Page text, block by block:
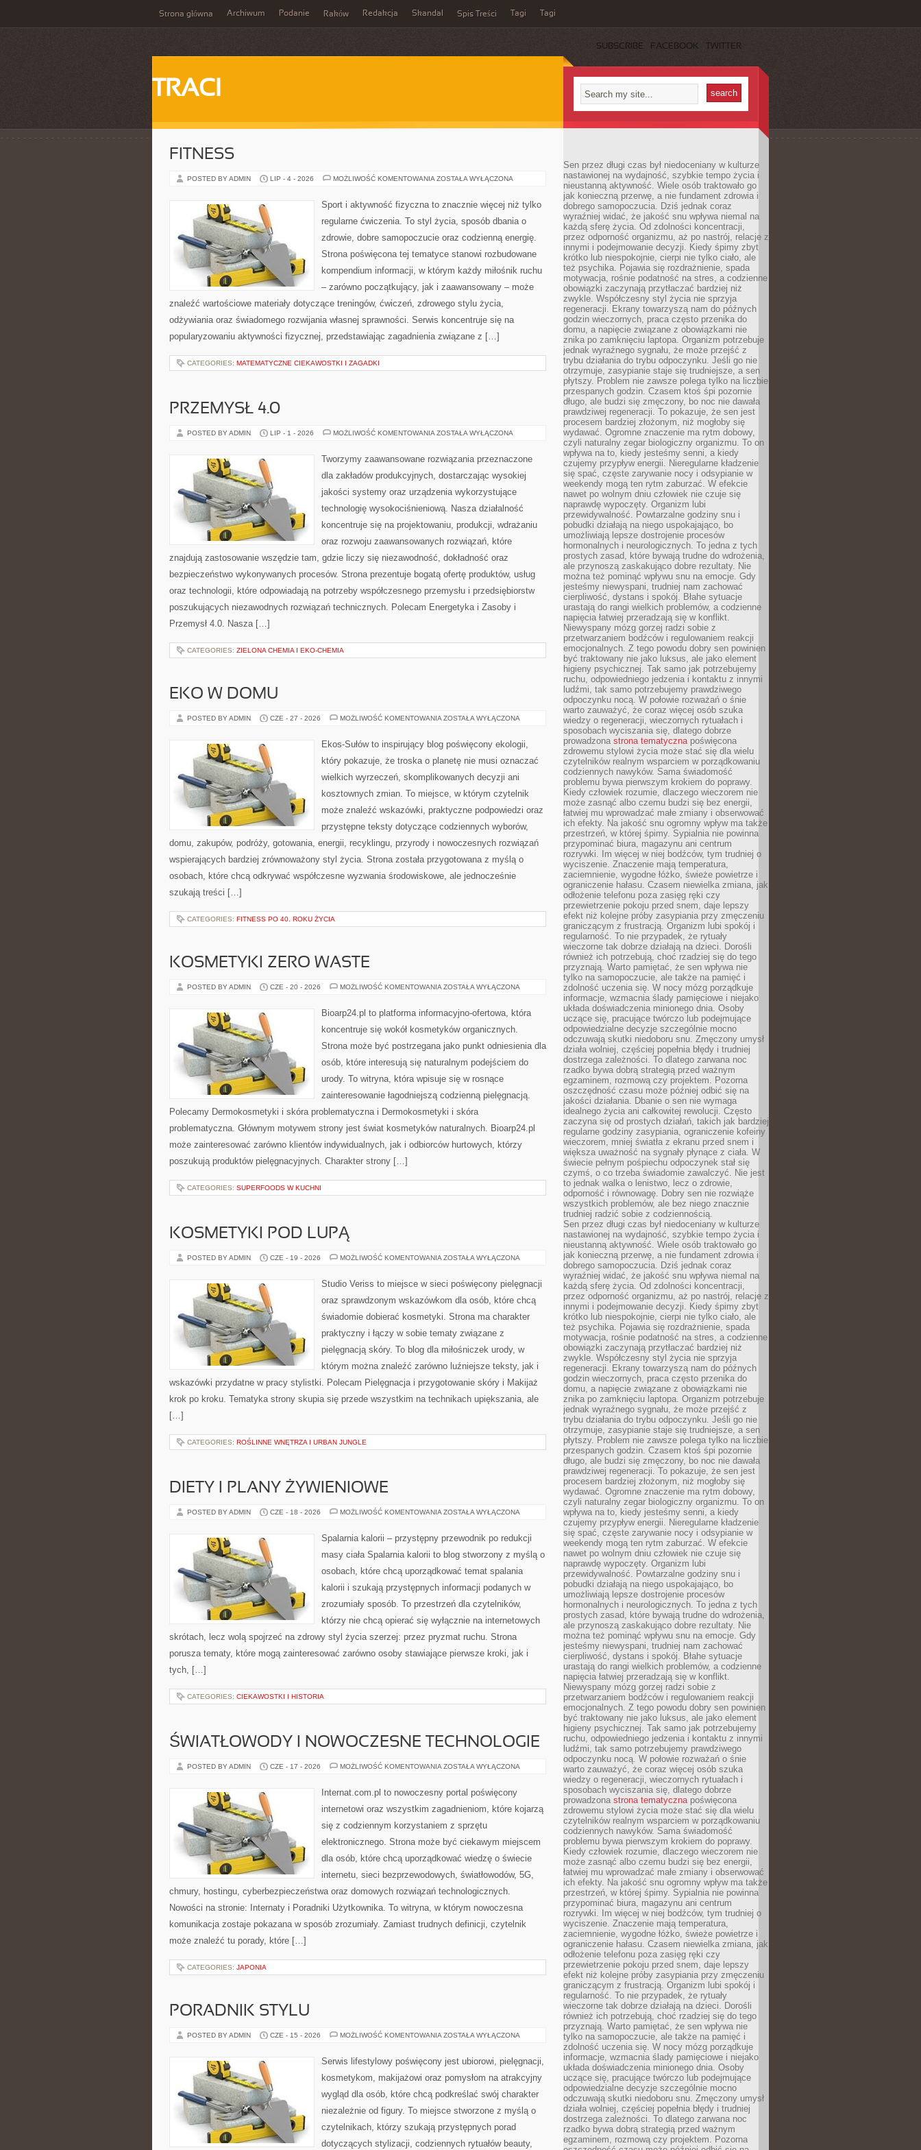
Strona główna Archiwum Podanie Raków Redakcja Skandal Spis Treści Tagi Tagi
SUBSCRIBE FACEBOOK TWITTER
TRACI
FITNESS
POSTED BY ADMIN LIP - 4 - 2026 MOŻLIWOŚĆ KOMENTOWANIA FITNESS
ZOSTAŁA WYŁĄCZONA
Sport i aktywność fizyczna to znacznie więcej niż tylko
regularne ćwiczenia. To styl życia, sposób dbania o
zdrowie, dobre samopoczucie oraz codzienną energię.
Strona poświęcona tej tematyce stanowi rozbudowane
kompendium informacji, w którym każdy miłośnik ruchu
– zarówno początkujący, jak i zaawansowany – może
znaleźć wartościowe materiały dotyczące treningów, ćwiczeń, zdrowego stylu życia,
odżywiania oraz świadomego rozwijania własnej sprawności. Serwis koncentruje się na
popularyzowaniu aktywności fizycznej, przedstawiając zagadnienia związane z […]
CATEGORIES: MATEMATYCZNE CIEKAWOSTKI I ZAGADKI
PRZEMYSŁ 4.0
POSTED BY ADMIN LIP - 1 - 2026 MOŻLIWOŚĆ KOMENTOWANIA PRZEMYSŁ
ZOSTAŁA WYŁĄCZONA
Tworzymy zaawansowane rozwiązania przeznaczone
dla zakładów produkcyjnych, dostarczając wysokiej
jakości systemy oraz urządzenia wykorzystujące
technologię wysokociśnieniową. Nasza działalność
koncentruje się na projektowaniu, produkcji, wdrażaniu
oraz rozwoju zaawansowanych rozwiązań, które
znajdują zastosowanie wszędzie tam, gdzie liczy się niezawodność, dokładność oraz
bezpieczeństwo wykonywanych procesów. Strona prezentuje bogatą ofertę produktów, usług
oraz technologii, które odpowiadają na potrzeby współczesnego przemysłu i przedsiębiorstw
poszukujących niezawodnych rozwiązań technicznych. Polecam Energetyka i Zasoby i
Przemysł 4.0. Nasza […]
CATEGORIES: ZIELONA CHEMIA I EKO-CHEMIA
EKO W DOMU
POSTED BY ADMIN CZE - 27 - 2026 MOŻLIWOŚĆ KOMENTOWANIA EKO
ZOSTAŁA WYŁĄCZONA
Ekos-Sułów to inspirujący blog poświęcony ekologii,
który pokazuje, że troska o planetę nie musi oznaczać
wielkich wyrzeczeń, skomplikowanych decyzji ani
kosztownych zmian. To miejsce, w którym czytelnik
może znaleźć wskazówki, praktyczne podpowiedzi oraz
przystępne teksty dotyczące codziennych wyborów,
domu, zakupów, podróży, gotowania, energii, recyklingu, przyrody i nowoczesnych rozwiązań
wspierających bardziej zrównoważony styl życia. Strona została przygotowana z myślą o
osobach, które chcą odkrywać współczesne wyzwania środowiskowe, ale jednocześnie
szukają treści […]
CATEGORIES: FITNESS PO 40. ROKU ŻYCIA
KOSMETYKI ZERO WASTE
POSTED BY ADMIN CZE - 20 - 2026 MOŻLIWOŚĆ KOMENTOWANIA KOSMETYKI
ZOSTAŁA WYŁĄCZONA
Bioarp24.pl to platforma informacyjno-ofertowa, która
koncentruje się wokół kosmetyków organicznych.
Strona może być postrzegana jako punkt odniesienia dla
osób, które interesują się naturalnym podejściem do
urody. To witryna, która wpisuje się w rosnące
zainteresowanie łagodniejszą codzienną pielęgnacją.
Polecamy Dermokosmetyki i skóra problematyczna i Dermokosmetyki i skóra
problematyczna. Głównym motywem strony jest świat kosmetyków naturalnych. Bioarp24.pl
może zainteresować zarówno klientów indywidualnych, jak i odbiorców hurtowych, którzy
poszukują produktów pielęgnacyjnych. Charakter strony […]
CATEGORIES: SUPERFOODS W KUCHNI
KOSMETYKI POD LUPĄ
POSTED BY ADMIN CZE - 19 - 2026 MOŻLIWOŚĆ KOMENTOWANIA KOSMETYKI
ZOSTAŁA WYŁĄCZONA
Studio Veriss to miejsce w sieci poświęcony pielęgnacji
oraz sprawdzonym wskazówkom dla osób, które chcą
świadomie dobierać kosmetyki. Strona ma charakter
praktyczny i łączy w sobie tematy związane z
pielęgnacją skóry. To blog dla miłośniczek urody, w
którym można znaleźć zarówno luźniejsze teksty, jak i
wskazówki przydatne w pracy stylistki. Polecam Pielęgnacja i przygotowanie skóry i Makijaż
krok po kroku. Tematyka strony skupia się przede wszystkim na technikach upiększania, ale
[…]
CATEGORIES: ROŚLINNE WNĘTRZA I URBAN JUNGLE
DIETY I PLANY ŻYWIENIOWE
POSTED BY ADMIN CZE - 18 - 2026 MOŻLIWOŚĆ KOMENTOWANIA DIETY
ŻYWIENIOWE
ZOSTAŁA WYŁĄCZONA
Spalarnia kalorii – przystępny przewodnik po redukcji
masy ciała Spalarnia kalorii to blog stworzony z myślą o
osobach, które chcą uporządkować temat spalania
kalorii i szukają przystępnych informacji podanych w
zrozumiały sposób. To przestrzeń dla czytelników,
którzy nie chcą opierać się wyłącznie na internetowych
skrótach, lecz wolą spojrzeć na zdrowy styl życia szerzej: przez pryzmat ruchu. Strona
porusza tematy, które mogą zainteresować zarówno osoby stawiające pierwsze kroki, jak i
tych, […]
CATEGORIES: CIEKAWOSTKI I HISTORIA
ŚWIATŁOWODY I NOWOCZESNE TECHNOLOGIE
POSTED BY ADMIN CZE - 17 - 2026 MOŻLIWOŚĆ KOMENTOWANIA ŚWIATŁOWODY
TECHNOLOGIE
ZOSTAŁA WYŁĄCZONA
Internat.com.pl to nowoczesny portal poświęcony
internetowi oraz wszystkim zagadnieniom, które kojarzą
się z codziennym korzystaniem z sprzętu
elektronicznego. Strona może być ciekawym miejscem
dla osób, które chcą uporządkować wiedzę o świecie
internetu, sieci bezprzewodowych, światłowodów, 5G,
chmury, hostingu, cyberbezpieczeństwa oraz domowych rozwiązań technologicznych.
Nowości na stronie: Internaty i Poradniki Użytkownika. To witryna, w którym nowoczesna
komunikacja zostaje pokazana w sposób zrozumiały. Zamiast trudnych definicji, czytelnik
może znaleźć tu porady, które […]
CATEGORIES: JAPONIA
PORADNIK STYLU
POSTED BY ADMIN CZE - 15 - 2026 MOŻLIWOŚĆ KOMENTOWANIA PORADNIK
ZOSTAŁA WYŁĄCZONA
Serwis lifestylowy poświęcony jest ubiorowi, pielęgnacji,
kosmetykom, makijażowi oraz pomysłom na atrakcyjny
wygląd dla osób, które chcą podkreślać swój charakter
niezależnie od figury. To miejsce stworzone z myślą o
czytelnikach, którzy szukają przystępnych porad
dotyczących stylizacji, codziennych rytuałów beauty,
Sen przez długi czas był niedoceniany w kulturze
nastawionej na wydajność, szybkie tempo życia i
nieustanną aktywność. Wiele osób traktowało go
jak konieczną przerwę, a nie fundament zdrowia i
dobrego samopoczucia. Dziś jednak coraz
wyraźniej widać, że jakość snu wpływa niemal na
każdą sferę życia. Od zdolności koncentracji,
przez odporność organizmu, aż po nastrój, relacje z
innymi i podejmowanie decyzji. Kiedy śpimy zbyt
krótko lub niespokojnie, cierpi nie tylko ciało, ale
też psychika. Pojawia się rozdrażnienie, spada
motywacja, rośnie podatność na stres, a codzienne
obowiązki zaczynają przytłaczać bardziej niż
zwykle. Współczesny styl życia nie sprzyja
regeneracji. Ekrany towarzyszą nam do późnych
godzin wieczornych, praca często przenika do
domu, a napięcie związane z obowiązkami nie
znika po zamknięciu laptopa. Organizm potrzebuje
jednak wyraźnego sygnału, że może przejść z
trybu działania do trybu odpoczynku. Jeśli go nie
otrzymuje, zasypianie staje się trudniejsze, a sen
płytszy. Problem nie zawsze polega tylko na liczbie
przespanych godzin. Czasem ktoś śpi pozornie
długo, ale budzi się zmęczony, bo noc nie dawała
prawdziwej regeneracji. To pokazuje, że sen jest
procesem bardziej złożonym, niż mogłoby się
wydawać. Ogromne znaczenie ma rytm dobowy,
czyli naturalny zegar biologiczny organizmu. To on
wpływa na to, kiedy jesteśmy senni, a kiedy
czujemy przypływ energii. Nieregularne kładzenie
się spać, częste zarywanie nocy i odsypianie w
weekendy mogą ten rytm zaburzać. W efekcie
nawet po wolnym dniu człowiek nie czuje się
naprawdę wypoczęty. Organizm lubi
przewidywalność. Powtarzalne godziny snu i
pobudki działają na niego uspokajająco, bo
umożliwiają lepsze dostrojenie procesów
hormonalnych i neurologicznych. To jedna z tych
prostych zasad, które bywają trudne do wdrożenia,
ale przynoszą zaskakująco dobre rezultaty. Nie
można też pominąć wpływu snu na emocje. Gdy
jesteśmy niewyspani, trudniej nam zachować
cierpliwość, dystans i spokój. Błahe sytuacje
urastają do rangi wielkich problemów, a codzienne
napięcia łatwiej przeradzają się w konflikt.
Niewyspany mózg gorzej radzi sobie z
przetwarzaniem bodźców i regulowaniem reakcji
emocjonalnych. Z tego powodu dobry sen powinien
być traktowany nie jako luksus, ale jako element
higieny psychicznej. Tak samo jak potrzebujemy
ruchu, odpowiedniego jedzenia i kontaktu z innymi
ludźmi, tak samo potrzebujemy prawdziwego
odpoczynku nocą. W połowie rozważań o śnie
warto zauważyć, że coraz więcej osób szuka
wiedzy o regeneracji, wieczornych rytuałach i
sposobach wyciszania się, dlatego dobrze
prowadzona strona tematycznapoświęcona
zdrowemu stylowi życia może stać się dla wielu
czytelników realnym wsparciem w porządkowaniu
codziennych nawyków. Sama świadomość
problemu bywa pierwszym krokiem do poprawy.
Kiedy człowiek rozumie, dlaczego wieczorem nie
może zasnąć albo czemu budzi się bez energii,
łatwiej mu wprowadzać małe zmiany i obserwować
ich efekty. Na jakość snu ogromny wpływ ma także
przestrzeń, w której śpimy. Sypialnia nie powinna
przypominać biura, magazynu ani centrum
rozrywki. Im więcej w niej bodźców, tym trudniej o
wyciszenie. Znaczenie mają temperatura,
zaciemnienie, wygodne łóżko, świeże powietrze i
ograniczenie hałasu. Czasem niewielka zmiana, jak
odłożenie telefonu poza zasięg ręki czy
przewietrzenie pokoju przed snem, daje lepszy
efekt niż kolejne próby zasypiania przy zmęczeniu
graniczącym z frustracją. Organizm lubi spokój i
regularność. To nie przypadek, że rytuały
wieczorne tak dobrze działają na dzieci. Dorośli
również ich potrzebują, choć rzadziej się do tego
przyznają. Warto pamiętać, że sen wpływa nie
tylko na samopoczucie, ale także na pamięć i
zdolność uczenia się. W nocy mózg porządkuje
informacje, wzmacnia ślady pamięciowe i niejako
układa doświadczenia minionego dnia. Osoby
uczące się, pracujące twórczo lub podejmujące
odpowiedzialne decyzje szczególnie mocno
odczuwają skutki niedoboru snu. Zmęczony umysł
działa wolniej, częściej popełnia błędy i trudniej
dostrzega zależności. To dlatego zarwana noc
rzadko bywa dobrą strategią przed ważnym
egzaminem, rozmową czy projektem. Pozorna
oszczędność czasu może później odbić się na
jakości działania. Dbanie o sen nie wymaga
idealnego życia ani całkowitej rewolucji. Często
zaczyna się od prostych działań, takich jak bardziej
regularne godziny zasypiania, ograniczenie kofeiny
wieczorem, mniej światła z ekranu przed snem i
większa uważność na sygnały płynące z ciała. W
świecie pełnym pośpiechu odpoczynek stał się
czymś, o co trzeba świadomie zawalczyć. Nie jest
to jednak walka o lenistwo, lecz o zdrowie,
odporność i równowagę. Dobry sen nie rozwiąże
wszystkich problemów, ale bez niego znacznie
trudniej radzić sobie z codziennością.
Sen przez długi czas był niedoceniany w kulturze
nastawionej na wydajność, szybkie tempo życia i
nieustanną aktywność. Wiele osób traktowało go
jak konieczną przerwę, a nie fundament zdrowia i
dobrego samopoczucia. Dziś jednak coraz
wyraźniej widać, że jakość snu wpływa niemal na
każdą sferę życia. Od zdolności koncentracji,
przez odporność organizmu, aż po nastrój, relacje z
innymi i podejmowanie decyzji. Kiedy śpimy zbyt
krótko lub niespokojnie, cierpi nie tylko ciało, ale
też psychika. Pojawia się rozdrażnienie, spada
motywacja, rośnie podatność na stres, a codzienne
obowiązki zaczynają przytłaczać bardziej niż
zwykle. Współczesny styl życia nie sprzyja
regeneracji. Ekrany towarzyszą nam do późnych
godzin wieczornych, praca często przenika do
domu, a napięcie związane z obowiązkami nie
znika po zamknięciu laptopa. Organizm potrzebuje
jednak wyraźnego sygnału, że może przejść z
trybu działania do trybu odpoczynku. Jeśli go nie
otrzymuje, zasypianie staje się trudniejsze, a sen
płytszy. Problem nie zawsze polega tylko na liczbie
przespanych godzin. Czasem ktoś śpi pozornie
długo, ale budzi się zmęczony, bo noc nie dawała
prawdziwej regeneracji. To pokazuje, że sen jest
procesem bardziej złożonym, niż mogłoby się
wydawać. Ogromne znaczenie ma rytm dobowy,
czyli naturalny zegar biologiczny organizmu. To on
wpływa na to, kiedy jesteśmy senni, a kiedy
czujemy przypływ energii. Nieregularne kładzenie
się spać, częste zarywanie nocy i odsypianie w
weekendy mogą ten rytm zaburzać. W efekcie
nawet po wolnym dniu człowiek nie czuje się
naprawdę wypoczęty. Organizm lubi
przewidywalność. Powtarzalne godziny snu i
pobudki działają na niego uspokajająco, bo
umożliwiają lepsze dostrojenie procesów
hormonalnych i neurologicznych. To jedna z tych
prostych zasad, które bywają trudne do wdrożenia,
ale przynoszą zaskakująco dobre rezultaty. Nie
można też pominąć wpływu snu na emocje. Gdy
jesteśmy niewyspani, trudniej nam zachować
cierpliwość, dystans i spokój. Błahe sytuacje
urastają do rangi wielkich problemów, a codzienne
napięcia łatwiej przeradzają się w konflikt.
Niewyspany mózg gorzej radzi sobie z
przetwarzaniem bodźców i regulowaniem reakcji
emocjonalnych. Z tego powodu dobry sen powinien
być traktowany nie jako luksus, ale jako element
higieny psychicznej. Tak samo jak potrzebujemy
ruchu, odpowiedniego jedzenia i kontaktu z innymi
ludźmi, tak samo potrzebujemy prawdziwego
odpoczynku nocą. W połowie rozważań o śnie
warto zauważyć, że coraz więcej osób szuka
wiedzy o regeneracji, wieczornych rytuałach i
sposobach wyciszania się, dlatego dobrze
prowadzona strona tematycznapoświęcona
zdrowemu stylowi życia może stać się dla wielu
czytelników realnym wsparciem w porządkowaniu
codziennych nawyków. Sama świadomość
problemu bywa pierwszym krokiem do poprawy.
Kiedy człowiek rozumie, dlaczego wieczorem nie
może zasnąć albo czemu budzi się bez energii,
łatwiej mu wprowadzać małe zmiany i obserwować
ich efekty. Na jakość snu ogromny wpływ ma także
przestrzeń, w której śpimy. Sypialnia nie powinna
przypominać biura, magazynu ani centrum
rozrywki. Im więcej w niej bodźców, tym trudniej o
wyciszenie. Znaczenie mają temperatura,
zaciemnienie, wygodne łóżko, świeże powietrze i
ograniczenie hałasu. Czasem niewielka zmiana, jak
odłożenie telefonu poza zasięg ręki czy
przewietrzenie pokoju przed snem, daje lepszy
efekt niż kolejne próby zasypiania przy zmęczeniu
graniczącym z frustracją. Organizm lubi spokój i
regularność. To nie przypadek, że rytuały
wieczorne tak dobrze działają na dzieci. Dorośli
również ich potrzebują, choć rzadziej się do tego
przyznają. Warto pamiętać, że sen wpływa nie
tylko na samopoczucie, ale także na pamięć i
zdolność uczenia się. W nocy mózg porządkuje
informacje, wzmacnia ślady pamięciowe i niejako
układa doświadczenia minionego dnia. Osoby
uczące się, pracujące twórczo lub podejmujące
odpowiedzialne decyzje szczególnie mocno
odczuwają skutki niedoboru snu. Zmęczony umysł
działa wolniej, częściej popełnia błędy i trudniej
dostrzega zależności. To dlatego zarwana noc
rzadko bywa dobrą strategią przed ważnym
egzaminem, rozmową czy projektem. Pozorna